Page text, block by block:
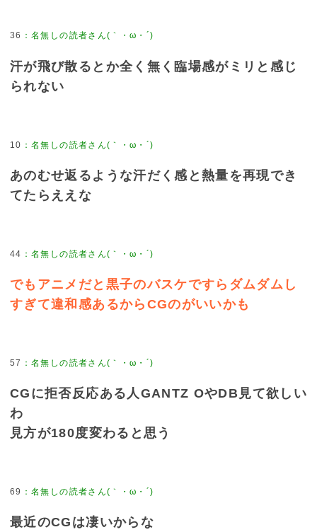
36
汗が飛び散るとか全く無く臨場感がミリと感じ
られない
10
あのむせ返るような汗だく感と熱量を再現でき
てたらええな
44
でもアニメだと黒子のバスケですらダムダムし
すぎて違和感あるからCGのがいいかも
57
CGに拒否反応ある人GANTZ OやDB見て欲しい
わ
見方が180度変わると思う
69
最近のCGは凄いからな